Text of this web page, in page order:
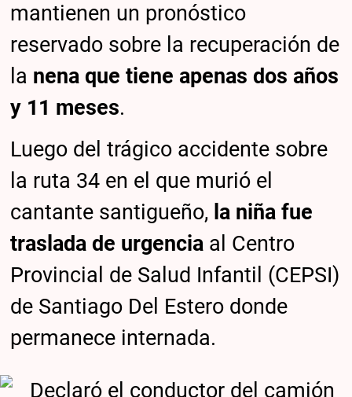
mantienen un pronóstico
reservado sobre la recuperación de
la nena que tiene apenas dos años
y 11 meses.
Luego del trágico accidente sobre
la ruta 34 en el que murió el
cantante santigueño, la niña fue
traslada de urgencia al Centro
Provincial de Salud Infantil (CEPSI)
de Santiago Del Estero donde
permanece internada.